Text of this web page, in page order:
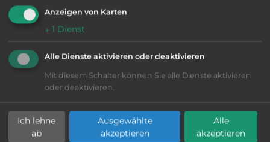
Anzeigen von Karten
↓ 1 Dienst
Alle Dienste aktivieren oder deaktivieren
Mit diesem Schalter können Sie alle Dienste aktivieren
oder deaktivieren.
Ich lehne
ab
Ausgewählte
akzeptieren
Alle
akzeptieren
WO KANN MAN EIN
BEARBEITUNGSZENTRUM GEBRAUCHT
KAUFEN?
Unternehmen, die ein Bearbeitungszentrum
gebraucht kaufen möchten, finden auf
www.vib-kg.de/bearbeitungscentereine
regelmäßig aktualisierte Auswahl hochwertiger
Hersteller, Baugrößen und
Ausstattungsvarianten.